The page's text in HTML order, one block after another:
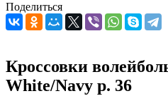
Поделиться
Кроссовки
White/Navy р. 36